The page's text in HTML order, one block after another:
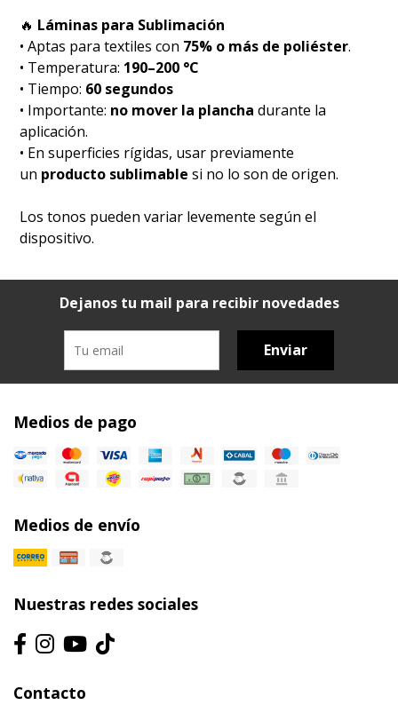
🔥 Láminas para Sublimación
• Aptas para textiles con 75% o más de poliéster.
• Temperatura: 190–200 °C
• Tiempo: 60 segundos
• Importante: no mover la plancha durante la
aplicación.
• En superficies rígidas, usar previamente
un producto sublimable si no lo son de origen.
Los tonos pueden variar levemente según el
dispositivo.
Dejanos tu mail para recibir novedades
Enviar
Medios de pago
Medios de envío
Nuestras redes sociales
Contacto